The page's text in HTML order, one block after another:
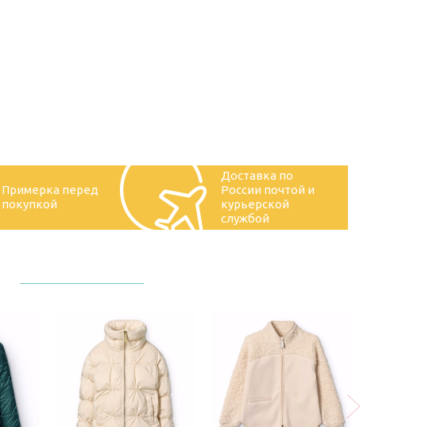
Примерка перед
покупкой
Доставка по
России почтой и
курьерской
службой